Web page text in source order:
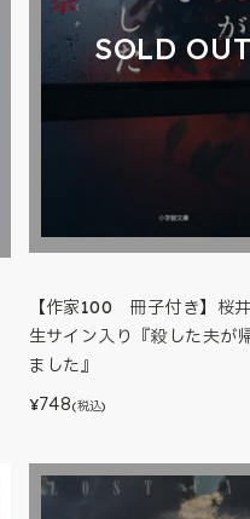
SOLD
【作家100 冊子付き】桜
生サイン入り『殺した夫が
ました』
¥748(税込)